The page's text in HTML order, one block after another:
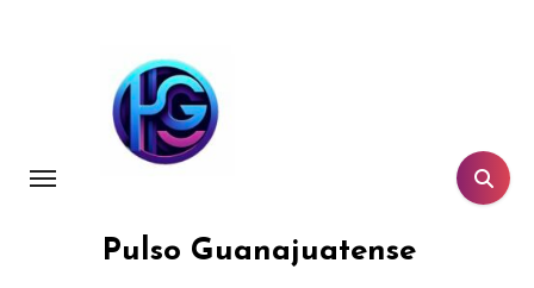
Pulso Guanajuatense